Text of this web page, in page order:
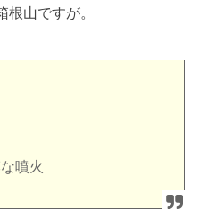
山ですが。
噴火